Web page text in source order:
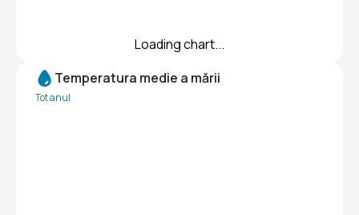
Loading chart...
Temperatura medie a mării
Tot anul